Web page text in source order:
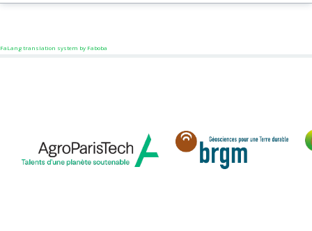
NOTES THÉMATIQUES
FaLang translation system by Faboba